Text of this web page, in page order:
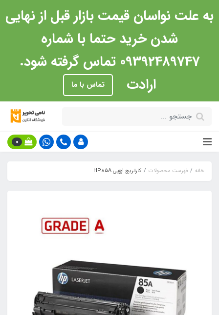
به علت نواسان قیمت بازار قبل از نهایی
شدن خرید حتما با شماره
09392489747 تماس گرفته شود.
ارادت
تماس با ما
0
خانه فهرست محصولات کارتریج اچ‌پی HP85A